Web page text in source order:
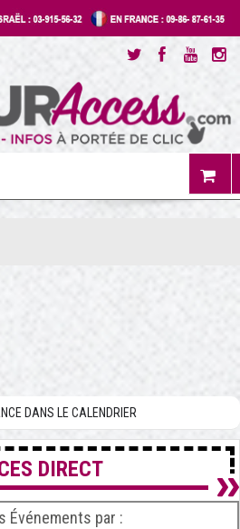
DANS LE CALENDRIER
DIRECT
Événements par :